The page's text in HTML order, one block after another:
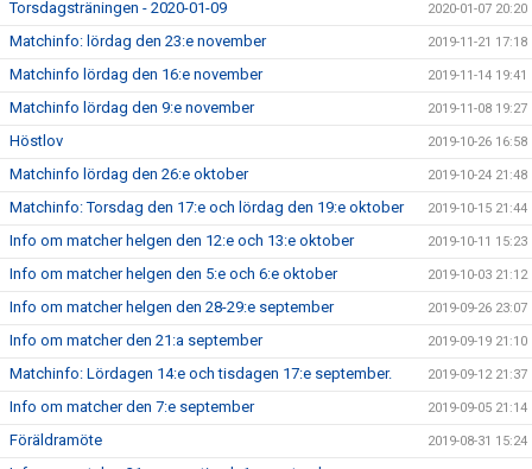
Torsdagsträningen - 2020-01-09 2020-01-07 20:20
Matchinfo: lördag den 23:e november 2019-11-21 17:18
Matchinfo lördag den 16:e november 2019-11-14 19:41
Matchinfo lördag den 9:e november 2019-11-08 19:27
Höstlov 2019-10-26 16:58
Matchinfo lördag den 26:e oktober 2019-10-24 21:48
Matchinfo: Torsdag den 17:e och lördag den 19:e oktober 2019-10-15 21:44
Info om matcher helgen den 12:e och 13:e oktober 2019-10-11 15:23
Info om matcher helgen den 5:e och 6:e oktober 2019-10-03 21:12
Info om matcher helgen den 28-29:e september 2019-09-26 23:07
Info om matcher den 21:a september 2019-09-19 21:10
Matchinfo: Lördagen 14:e och tisdagen 17:e september. 2019-09-12 21:37
Info om matcher den 7:e september 2019-09-05 21:14
Föräldramöte 2019-08-31 15:24